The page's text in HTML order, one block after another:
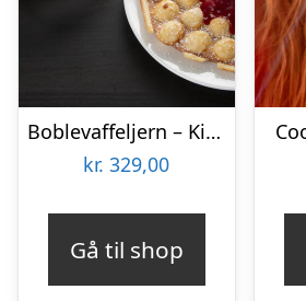
Boblevaffeljern – KitchPro
kr. 329,00
Gå til shop